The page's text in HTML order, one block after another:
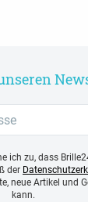
ich zu, dass
der
neue Artikel und
kann.